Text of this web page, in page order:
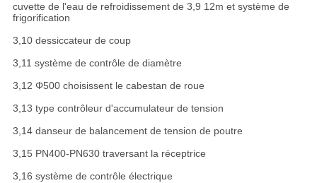
cuvette de l'eau de refroidissement de 3,9 12m et système de
frigorification
3,10 dessiccateur de coup
3,11 système de contrôle de diamètre
3,12 Φ500 choisissent le cabestan de roue
3,13 type contrôleur d'accumulateur de tension
3,14 danseur de balancement de tension de poutre
3,15 PN400-PN630 traversant la réceptrice
3,16 système de contrôle électrique